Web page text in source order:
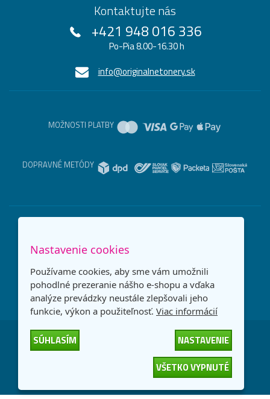
Kontaktujte nás
+421 948 016 336
Po-Pia 8.00-16.30 h
info@originalnetonery.sk
MOŽNOSTI PLATBY
DOPRAVNÉ METÓDY
Slovensko
-
Všetky práva vyhradené
Nastavenie cookies
Používame cookies, aby sme vám umožnili
pohodlné prezeranie nášho e-shopu a vďaka
analýze prevádzky neustále zlepšovali jeho
funkcie, výkon a použiteľnosť. Viac informácií
SÚHLASÍM
NASTAVENIE
VŠETKO VYPNUTÉ